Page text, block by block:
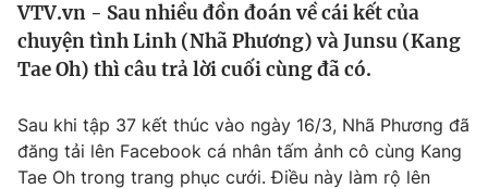
Tin tức
Thế giới đó đây
Câu chuyện quốc tế
Kinh tế
Thị trường
Góc doanh nghiệp
Truyền hình
VTV.vn - Sau nhiều đồn đoán về cái kết của
chuyện tình Linh (Nhã Phương) và Junsu (Kang
Tae Oh) thì câu trả lời cuối cùng đã có.
Sau khi tập 37 kết thúc vào ngày 16/3, Nhã Phương đã
đăng tải lên Facebook cá nhân tấm ảnh cô cùng Kang
Tae Oh trong trang phục cưới. Điều này làm rộ lên